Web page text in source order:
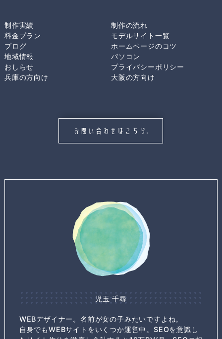
制作実績
制作の流れ
料金プラン
モデルサイト一覧
ブログ
ホームページのコツ
地域情報
パソコン
おしらせ
プライバシーポリシー
兵庫の方向け
大阪の方向け
お問い合わせはこちら.
児玉 千尋
WEBデザイナー。名前が女の子みたいですよね。
自身でもWEBサイトをいくつか運営中。SEOを意識し